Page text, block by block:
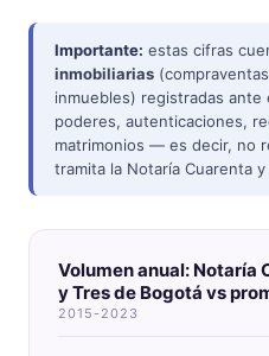
Importante: estas cifras
inmobiliarias
inmuebles) registradas ante
poderes, autenticaciones,
matrimonios — es decir, no
tramita la Notaría Cuarenta
Volumen anual: Notaría
y Tres de Bogotá vs
2015-2023